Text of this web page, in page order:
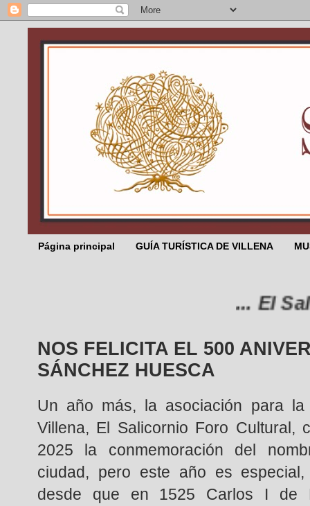
Página principal GUÍA TURÍSTICA DE VILLENA
... El
NOS FELICITA EL 500
SÁNCHEZ HUESCA
Un año más, la asociación para
Villena, El Salicornio Foro Cultural,
2025 la conmemoración del
ciudad, pero este año es
desde que en 1525 Carlos I de